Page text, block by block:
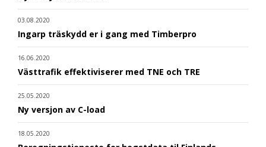
03.08.2020
Ingarp träskydd er i gang med Timberpro
16.06.2020
Västtrafik effektiviserer med TNE och TRE
25.05.2020
Ny versjon av C-load
18.05.2020